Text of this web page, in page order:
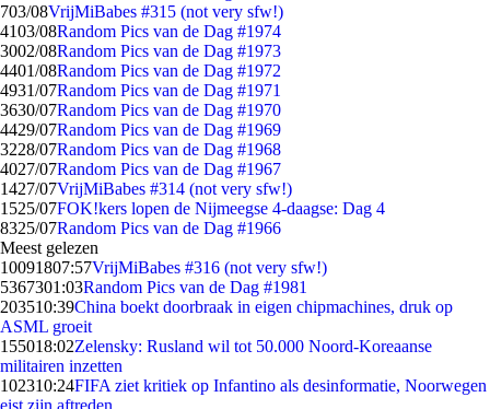
703/08VrijMiBabes #315 (not very sfw!)
4103/08Random Pics van de Dag #1974
3002/08Random Pics van de Dag #1973
4401/08Random Pics van de Dag #1972
4931/07Random Pics van de Dag #1971
3630/07Random Pics van de Dag #1970
4429/07Random Pics van de Dag #1969
3228/07Random Pics van de Dag #1968
4027/07Random Pics van de Dag #1967
1427/07VrijMiBabes #314 (not very sfw!)
1525/07FOK!kers lopen de Nijmeegse 4-daagse: Dag 4
8325/07Random Pics van de Dag #1966
Meest gelezen
10091807:57VrijMiBabes #316 (not very sfw!)
5367301:03Random Pics van de Dag #1981
203510:39China boekt doorbraak in eigen chipmachines, druk op
ASML groeit
155018:02Zelensky: Rusland wil tot 50.000 Noord-Koreaanse
militairen inzetten
102310:24FIFA ziet kritiek op Infantino als desinformatie, Noorwegen
eist zijn aftreden